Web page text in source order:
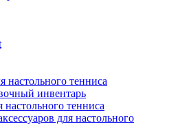
настольного тенниса
инвентарь
тенниса
для настольного